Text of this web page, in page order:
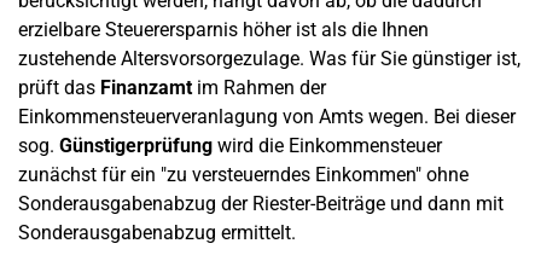
erzielbare Steuerersparnis höher ist als die Ihnen
zustehende Altersvorsorgezulage. Was für Sie günstiger ist,
prüft das Finanzamtim Rahmen der
Einkommensteuerveranlagung von Amts wegen. Bei dieser
sog. Günstigerprüfung wird die Einkommensteuer
zunächst für ein "zu versteuerndes Einkommen" ohne
Sonderausgabenabzug der Riester-Beiträge und dann mit
Sonderausgabenabzug ermittelt.